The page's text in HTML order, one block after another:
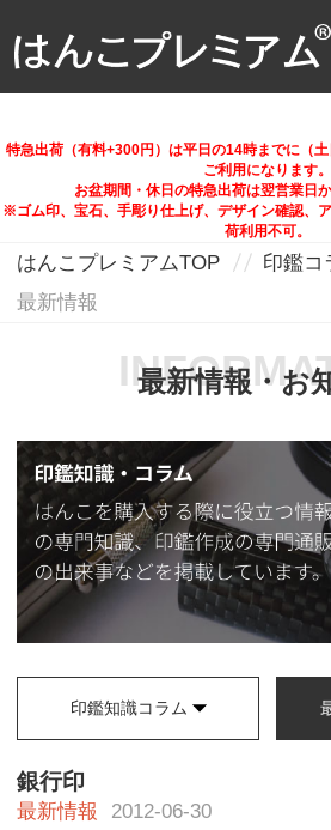
特急出荷（有料+300円）は平日の14時までに（
ご利用になります。
お盆期間・休日の特急出荷は翌営業日
※ゴム印、宝石、手彫り仕上げ、デザイン確認、
荷利用不可。
はんこプレミアムTOP
印鑑コ
最新情報
最新情報・お
印鑑知識コラム
銀行印
最新情報
2012-06-30